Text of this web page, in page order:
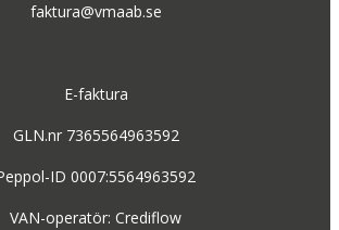
faktura@vmaab.se
E-faktura
GLN.nr 7365564963592
ID 0007:5564963592
VAN-operatör: Crediflow